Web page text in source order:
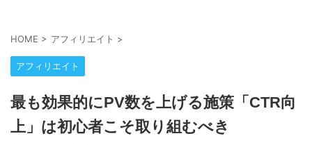
HOME > アフィリエイト >
アフィリエイト
最も効果的にPV数を上げる施策「CTR向
上」は初心者こそ取り組むべき